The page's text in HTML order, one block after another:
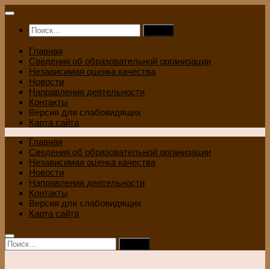
Перейти
содержимому
Найти:
Главная
Сведения об образовательной организации
Независимая оценка качества
Новости
Направления деятельности
Контакты
Версия для слабовидящих
Карта сайта
Главная
Сведения об образовательной организации
Независимая оценка качества
Новости
Направления деятельности
Контакты
Версия для слабовидящих
Карта сайта
Найти: